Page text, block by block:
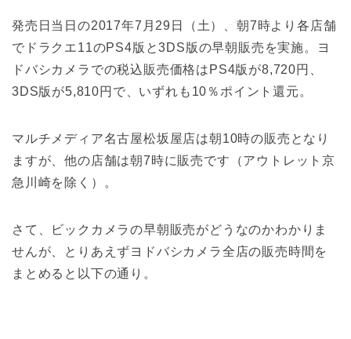
発売日当日の2017年7月29日（土）、朝7時より各店舗
でドラクエ11のPS4版と3DS版の早朝販売を実施。ヨ
ドバシカメラでの税込販売価格はPS4版が8,720円、
3DS版が5,810円で、いずれも10％ポイント還元。
マルチメディア名古屋松坂屋店は朝10時の販売となり
ますが、他の店舗は朝7時に販売です（アウトレット京
急川崎を除く）。
さて、ビックカメラの早朝販売がどうなのかわかりま
せんが、とりあえずヨドバシカメラ全店の販売時間を
まとめると以下の通り。